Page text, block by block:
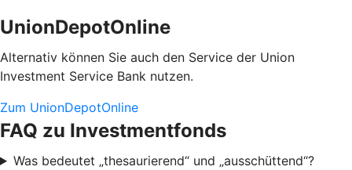
UnionDepotOnline
Alternativ können Sie auch den Service der Union
Investment Service Bank nutzen.
Zum UnionDepotOnline
FAQ zu Investmentfonds
Was bedeutet „thesaurierend“ und „ausschüttend“?